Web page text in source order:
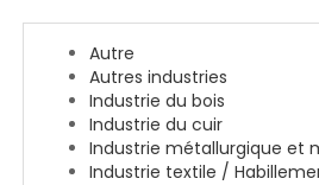
CV
Langue
EN
Autre
Autres industries
Industrie du bois
Industrie du cuir
Industrie métallurgique et
Industrie textile /